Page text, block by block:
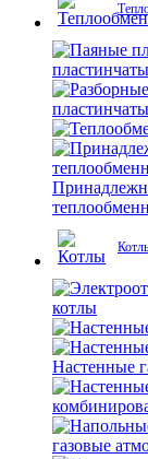
котлы
Настенные
газовые